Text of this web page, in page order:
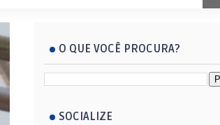
O QUE VOCÊ PROCURA?
SOCIALIZE